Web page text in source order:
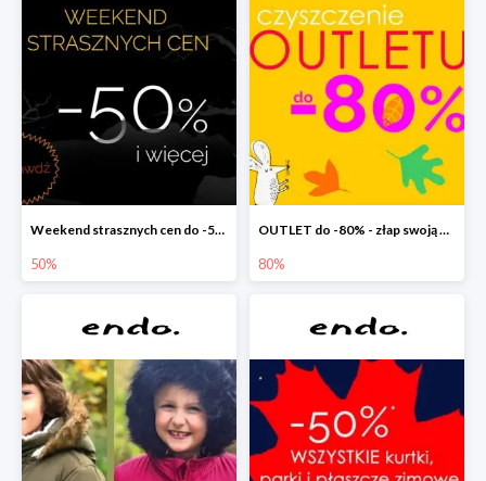
Weekend strasznych cen do -50%
50%
OUTLET do -80% - złap swoją okazję !
80%